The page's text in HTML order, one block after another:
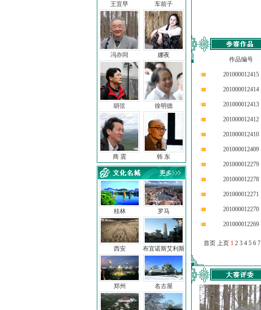
王宜早 车前子
冯亦同 娜夜
胡弦 徐明德
商 震 韩 东
桂林
西安
郑州
罗马
布宜诺斯艾利斯
名古屋
作品编号
201000012415
201000012414
201000012413
201000012412
201000012410
201000012409
201000012279
201000012278
201000012271
201000012270
201000012269
首页 上页 1 2 3 4 5 6 7